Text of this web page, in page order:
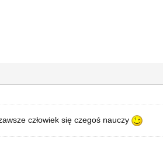
człowiek się czegoś nauczy